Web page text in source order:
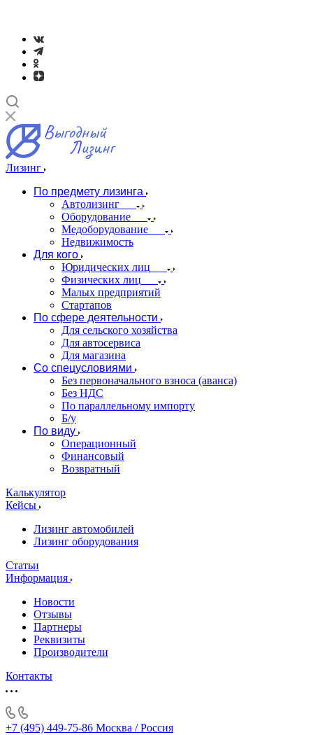
Лизинг
По предмету лизинга
Автолизинг
Оборудование
Медоборудование
Недвижимость
Для кого
Юридических лиц
Физических лиц
Малых предприятий
Стартапов
По сфере деятельности
Для сельского хозяйства
Для автосервиса
Для магазина
Со спецусловиями
Без первоначального взноса (аванса)
Без НДС
По параллельному импорту
Б/у
По виду
Операционный
Финансовый
Возвратный
Калькулятор
Кейсы
Лизинг автомобилей
Лизинг оборудования
Статьи
Информация
Новости
Отзывы
Партнеры
Реквизиты
Производители
Контакты
+7 (495) 449-75-86 Москва / Россия